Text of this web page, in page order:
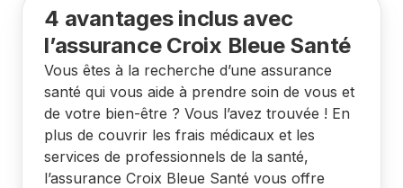
4 avantages inclus avec
l’assurance Croix Bleue Santé
Vous êtes à la recherche d’une assurance
santé qui vous aide à prendre soin de vous et
de votre bien-être ? Vous l’avez trouvée ! En
plus de couvrir les frais médicaux et les
services de professionnels de la santé,
l’assurance Croix Bleue Santé vous offre